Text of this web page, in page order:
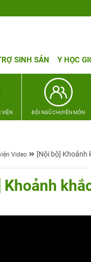
SINH SẢN Y HỌC
VIỆN ĐỘI NGŨ CHUYÊN MÔN
Video [Nội bộ] Khoảnh
Khoảnh